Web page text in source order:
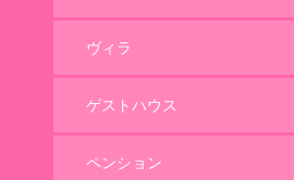
ヴィラ
ゲストハウス
ペンション